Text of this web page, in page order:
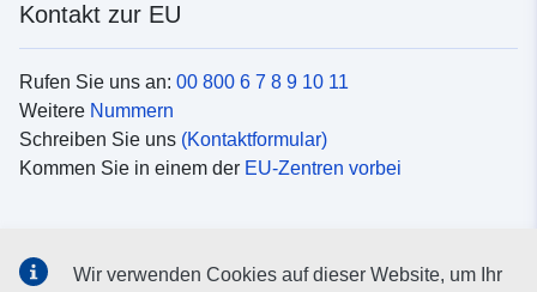
Kontakt zur EU
Rufen Sie uns an: 00 800 6 7 8 9 10 11
Weitere Nummern
Schreiben Sie uns (Kontaktformular)
Kommen Sie in einem der EU-Zentren vorbei
Wir verwenden Cookies auf dieser Website, um Ihr